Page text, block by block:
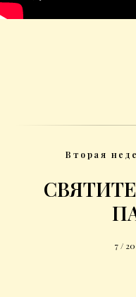
Вторая
7 /